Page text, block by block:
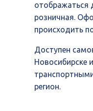
отображаться
розничная.
происходить
Доступен
Новосибирске
регион.